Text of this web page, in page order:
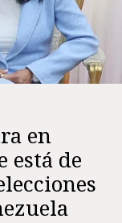
en
está de